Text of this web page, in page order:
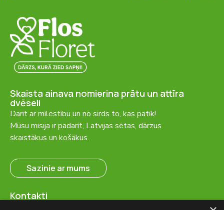
Skaista ainava nomierina prātu un attīra
dvēseli
Darīt ar mīlestību un no sirds to, kas patīk!
Mūsu misija ir padarīt, Latvijas sētas, dārzus
skaistākus un košākus.
Sazinie ar mums
Kontakti